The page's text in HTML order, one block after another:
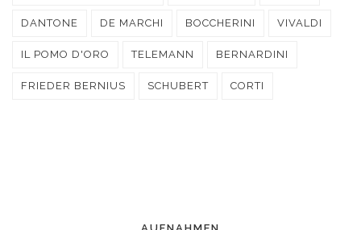
DANTONE DE MARCHI BOCCHERINI VIVALDI
IL POMO D'ORO TELEMANN BERNARDINI
FRIEDER BERNIUS SCHUBERT CORTI